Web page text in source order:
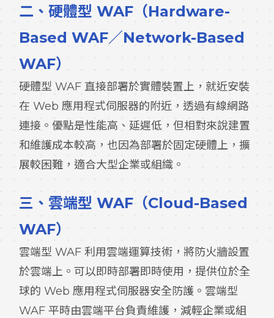
二、硬體型 WAF（Hardware-
Based WAF／Network-Based
WAF）
硬體型 WAF 直接部署於實體裝置上，就近安裝
在 Web 應用程式伺服器的附近，透過有線網路
連接。優點是性能高、延遲低，但相對來說建置
和維護成本較高，也因為部署於固定硬體上，擴
展較困難，適合大型企業或組織。
三、雲端型 WAF（Cloud-Based
WAF）
雲端型 WAF 利用雲端運算技術，將防火牆設置
於雲端上。可以即時部署即時使用，提供位於全
球的 Web 應用程式伺服器安全防護。雲端型
WAF 平時由雲端平台負責維護，減輕企業或組